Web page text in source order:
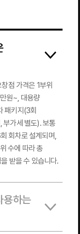
점 가격은 1부위
원~, 대용량
패키지(3회
가세 별도). 보통
회차로 설계되며,
수에 따라 총
받을 수 있습니다.
용하는